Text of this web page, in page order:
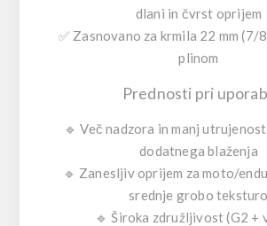
dlani in čvrst oprijem
✅ Zasnovano za krmila 22 mm (7/
plinom
Prednosti pri
🔹 Več nadzora in manj
dodatnega blaženja
🔹 Zanesljiv oprijem za moto/
srednje grobo teksturo
🔹 Široka združljivost (G2 +